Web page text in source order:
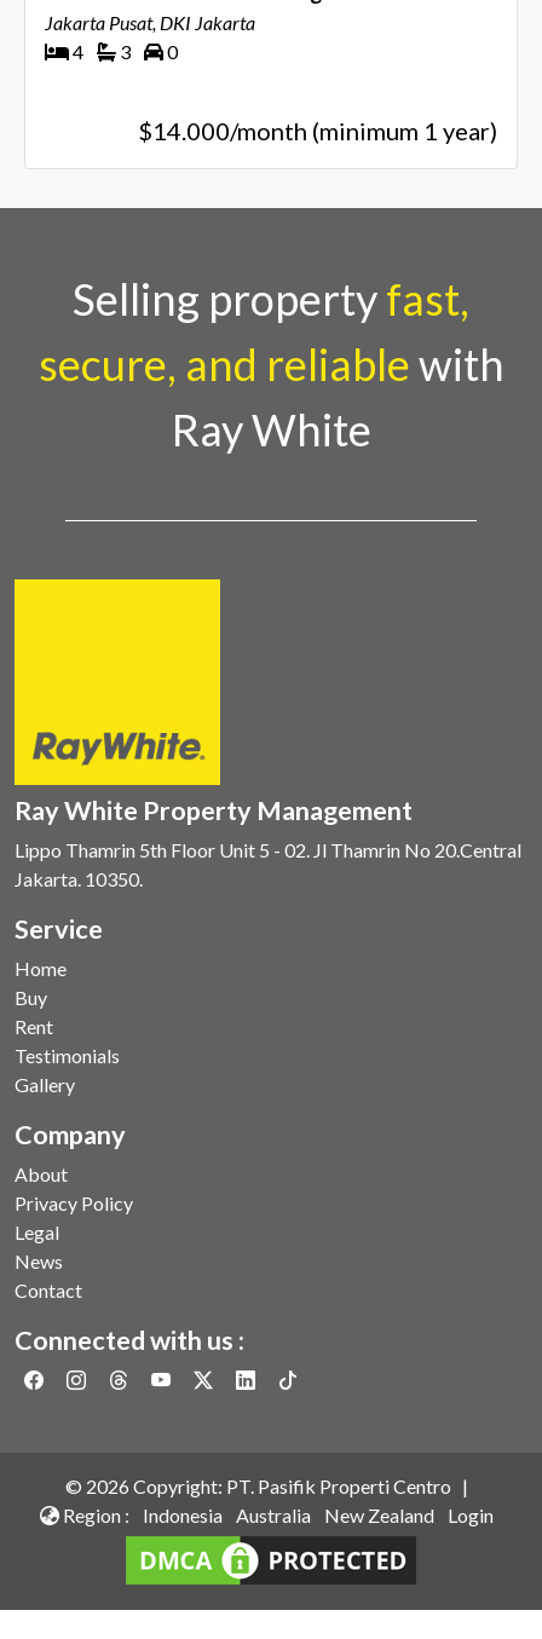
Jakarta Pusat, DKI Jakarta
4
3 0
$14.000/month (minimum 1 year)
Selling propertyfast,
secure, and reliablewith
Ray White
Ray White Property Management
Lippo Thamrin 5th Floor Unit 5 - 02. Jl Thamrin No 20.Central
Jakarta. 10350.
Service
Home
Buy
Rent
Testimonials
Gallery
Company
About
Privacy Policy
Legal
News
Contact
Connected with us :
© 2026 Copyright: PT. Pasifik Properti Centro |
Region :
Indonesia Australia New Zealand Login